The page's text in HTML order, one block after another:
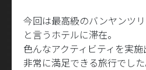
今回は最高級のバンヤンツ
と言うホテルに滞在。
色んなアクティビティを実
非常に満足できる旅行でした